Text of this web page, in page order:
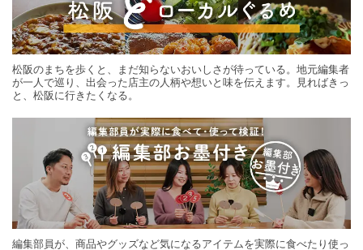
松阪のまちを歩くと、まだ知らないおいしさが待っている。地元編集者
が一人で巡り、出会った店主の人柄や想いと味を伝えます。見ればきっ
と、松阪に行きたくなる。
編集部員が、商品やグッズなど気になるアイテムを実際に食べたり使っ